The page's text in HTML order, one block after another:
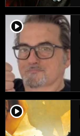
player2
player2